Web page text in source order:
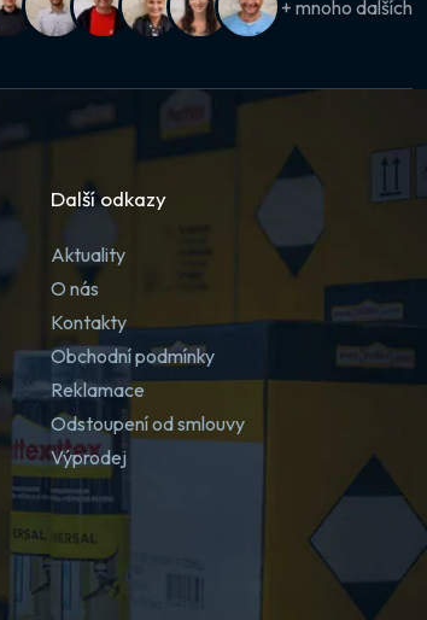
+ mnoho dalších
Další odkazy
Aktuality
O nás
Kontakty
Obchodní podmínky
Reklamace
Odstoupení od smlouvy
Výprodej